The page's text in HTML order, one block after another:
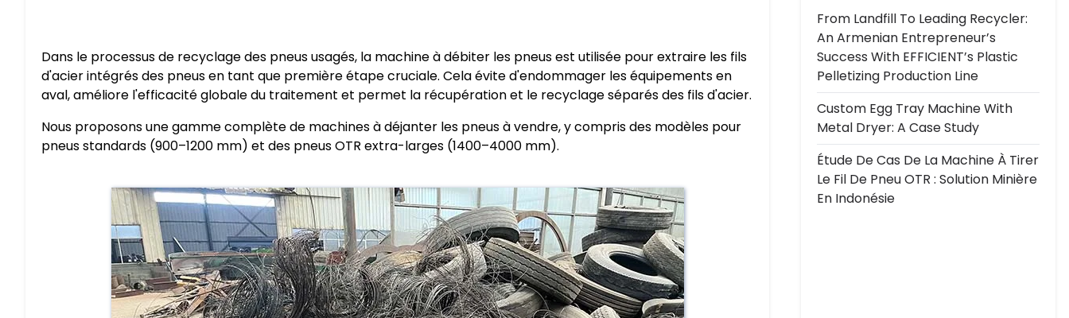
Dans le processus de recyclage des pneus usagés, la machine à débiter les pneus est utilisée pour extraire les fils
d'acier intégrés des pneus en tant que première étape cruciale. Cela évite d'endommager les équipements en
aval, améliore l'efficacité globale du traitement et permet la récupération et le recyclage séparés des fils d'acier.
Nous proposons une gamme complète de machines à déjanter les pneus à vendre, y compris des modèles pour
pneus standards (900–1200 mm) et des pneus OTR extra-larges (1400–4000 mm).
From Landfill To Leading Recycler:
An Armenian Entrepreneur’s
Success With EFFICIENT’s Plastic
Pelletizing Production Line
Custom Egg Tray Machine With
Metal Dryer: A Case Study
Étude De Cas De La Machine À Tirer
Le Fil De Pneu OTR : Solution Minière
En Indonésie